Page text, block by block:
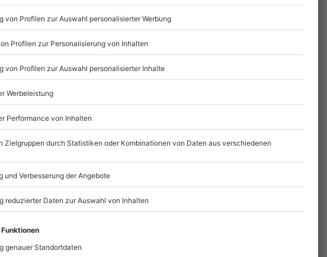
mit Einverständniserklärung
Absprache mit dem
verschoben (die
Listenansicht
mydaysGmbH
Mühldorfstraße 8
81671 München
außer an bundesweiten